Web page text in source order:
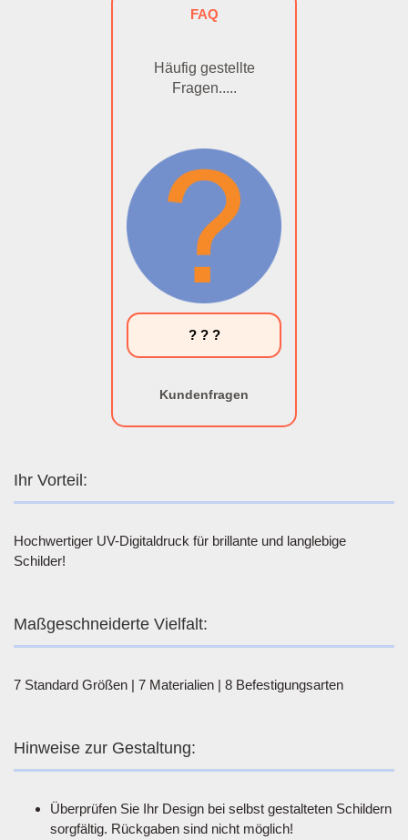
FAQ
Häufig gestellte
Fragen.....
? ? ?
Kundenfragen
Ihr Vorteil:
Hochwertiger UV-Digitaldruck für brillante und langlebige
Schilder!
Maßgeschneiderte Vielfalt:
7 Standard Größen | 7 Materialien | 8 Befestigungsarten
Hinweise zur Gestaltung:
Überprüfen Sie Ihr Design bei selbst gestalteten Schildern
sorgfältig. Rückgaben sind nicht möglich!